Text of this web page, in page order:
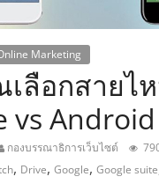
Marketing
ลือกสายไ
vs Android
กองบรรณาธิการเว็บไซต์
, Drive,Google,Google suite